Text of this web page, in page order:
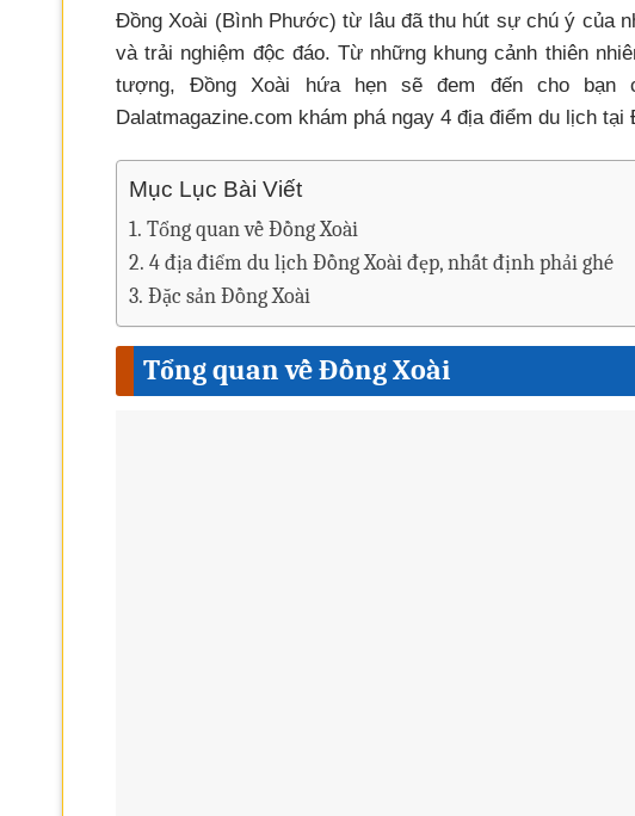
Đồng Xoài (Bình Phước) từ lâu đã thu hút sự chú ý của
và trải nghiệm độc đáo. Từ những khung cảnh thiên
tượng, Đồng Xoài hứa hẹn sẽ đem đến cho bạn
Dalatmagazine.com khám phá ngay 4 địa điểm du lịch tại
Mục Lục Bài Viết
Tổng quan về Đồng Xoài
4 địa điểm du lịch Đồng Xoài đẹp, nhất định phải ghé
Đặc sản Đồng Xoài
Tổng quan về Đồng Xoài